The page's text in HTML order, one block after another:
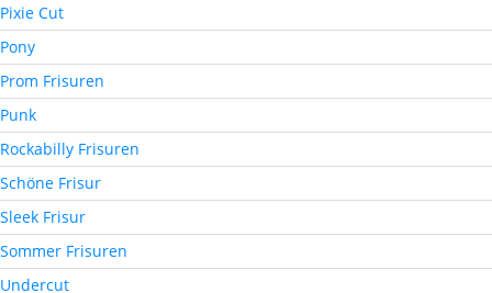
Pixie Cut
Pony
Prom Frisuren
Punk
Rockabilly Frisuren
Schöne Frisur
Sleek Frisur
Sommer Frisuren
Undercut